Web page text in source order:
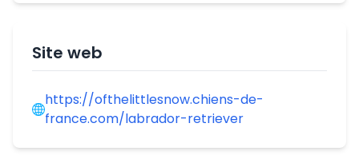
Site web
https://ofthelittlesnow.chiens-de-
france.com/labrador-retriever